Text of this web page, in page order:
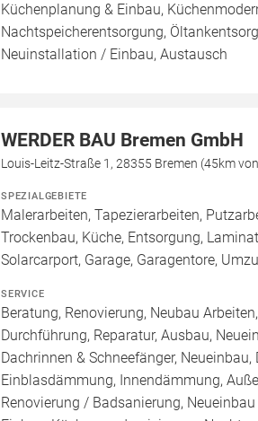
Küchenplanung & Einbau,
Nachtspeicherentsorgung,
Neuinstallation / Einbau, Austausch
WERDER BAU Bremen GmbH
Louis-Leitz-Straße 1, 28355 Bremen (45km
SPEZIALGEBIETE
Malerarbeiten, Tapezierarbeiten,
Trockenbau, Küche, Entsorgung,
Solarcarport, Garage, Garagentore,
SERVICE
Beratung, Renovierung, Neubau
Durchführung, Reparatur, Ausbau,
Dachrinnen & Schneefänger,
Einblasdämmung, Innendämmung,
Renovierung / Badsanierung,